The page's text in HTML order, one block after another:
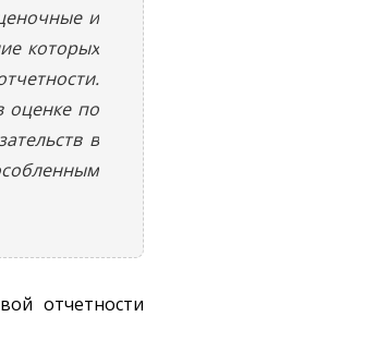
и
которых
оценке по
в
отчетности